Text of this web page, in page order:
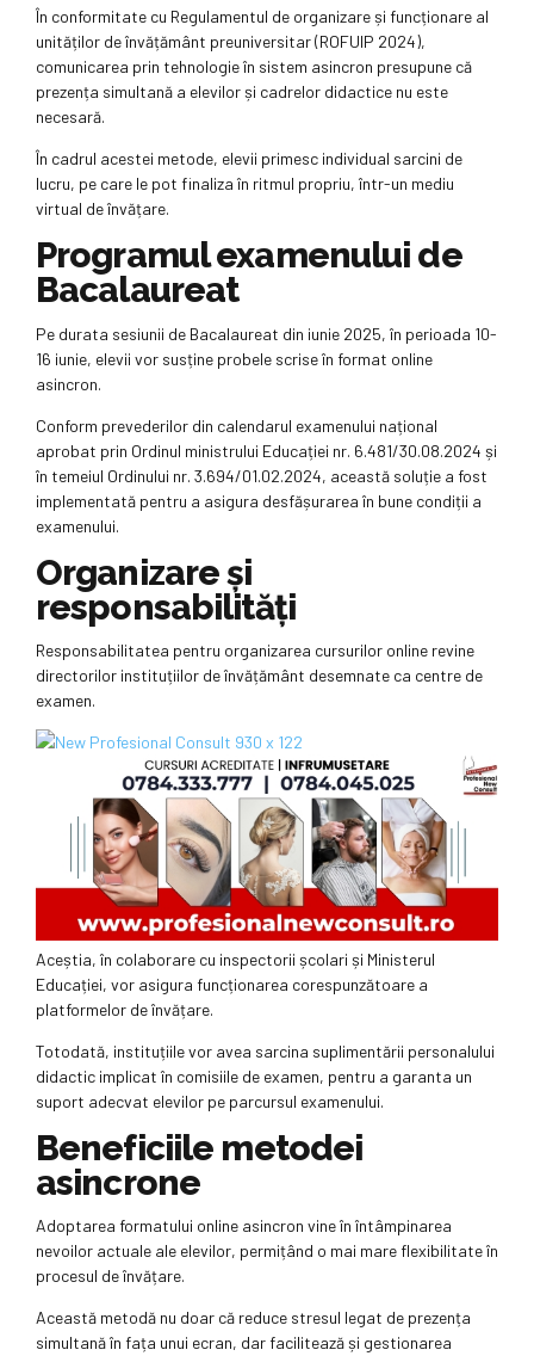
În conformitate cu Regulamentul de organizare și funcționare al
unităților de învățământ preuniversitar (ROFUIP 2024),
comunicarea prin tehnologie în sistem asincron presupune că
prezența simultană a elevilor și cadrelor didactice nu este
necesară.
În cadrul acestei metode, elevii primesc individual sarcini de
lucru, pe care le pot finaliza în ritmul propriu, într-un mediu
virtual de învățare.
Programul examenului de
Bacalaureat
Pe durata sesiunii de Bacalaureat din iunie 2025, în perioada 10-
16 iunie, elevii vor susține probele scrise în format online
asincron.
Conform prevederilor din calendarul examenului național
aprobat prin Ordinul ministrului Educației nr. 6.481/30.08.2024 și
în temeiul Ordinului nr. 3.694/01.02.2024, această soluție a fost
implementată pentru a asigura desfășurarea în bune condiții a
examenului.
Organizare și
responsabilități
Responsabilitatea pentru organizarea cursurilor online revine
directorilor instituțiilor de învățământ desemnate ca centre de
examen.
Aceștia, în colaborare cu inspectorii școlari și Ministerul
Educației, vor asigura funcționarea corespunzătoare a
platformelor de învățare.
Totodată, instituțiile vor avea sarcina suplimentării personalului
didactic implicat în comisiile de examen, pentru a garanta un
suport adecvat elevilor pe parcursul examenului.
Beneficiile metodei
asincrone
Adoptarea formatului online asincron vine în întâmpinarea
nevoilor actuale ale elevilor, permițând o mai mare flexibilitate în
procesul de învățare.
Această metodă nu doar că reduce stresul legat de prezența
simultană în fața unui ecran, dar facilitează și gestionarea